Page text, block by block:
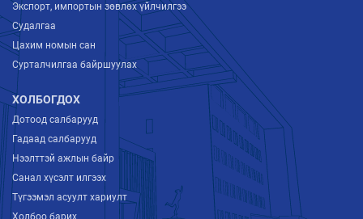
Экспорт, импортын зөвлөх үйлчилгээ
Судалгаа
Цахим номын сан
Сурталчилгаа байршуулах
ХОЛБОГДОХ
Дотоод салбарууд
Гадаад салбарууд
Нээлттэй ажлын байр
Санал хүсэлт илгээх
Түгээмэл асуулт хариулт
Холбоо барих